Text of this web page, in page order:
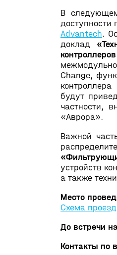
В
доступности
Advantech.
доклад
Change,
будут
частности,
«Аврора».
Важной
устройств
а также
Место
Схема
До встречи
Контакты по